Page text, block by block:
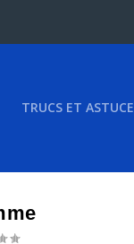
TRUCS ET